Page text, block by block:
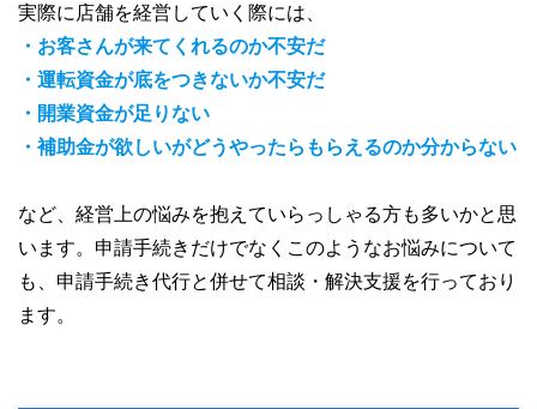
実際に店舗を経営していく際には、
・お客さんが来てくれるのか不安だ
・運転資金が底をつきないか不安だ
・開業資金が足りない
・補助金が欲しいがどうやったらもらえるのか分からない
など、経営上の悩みを抱えていらっしゃる方も多いかと思
います。申請手続きだけでなくこのようなお悩みについて
も、申請手続き代行と併せて相談・解決支援を行っており
ます。